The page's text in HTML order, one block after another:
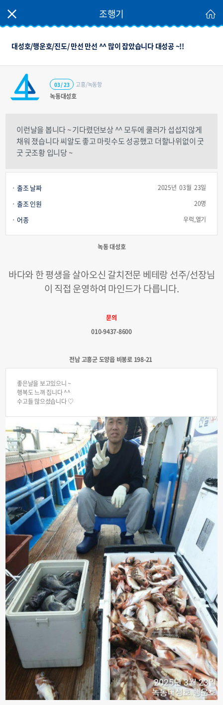
조행기
대성호/행운호/진도/ 만선 만선 ^^ 많이 잡았습니다 대성공 ~!!
녹동대성호
고흥/녹동항
03 / 23
이런날을 봅니다 ~ 기다렸던보상 ^^ 모두에 쿨러가 섭섭지않게
채워 졌습니다 씨알도 좋고 마릿수도 성공했고 더할나위없이 굿
굿 굿조황 입니당 ~
출조 날짜 2025년 03월 23일
출조 인원 20명
어종 우럭,열기
녹동 대성호
바다와 한 평생을 살아오신 갈치전문 베테랑 선주/선장님
이 직접 운영하여 마인드가 다릅니다.
문의
010-9437-8600
전남 고흥군 도양읍 비봉로 198-21​
좋은날을 보고있으니 ~
행복도 느껴 집니다 ^^
수고들 많으셨습니다 ♡